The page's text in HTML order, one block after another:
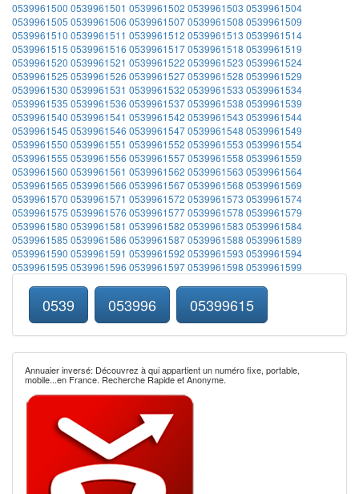
0539961500 0539961501 0539961502 0539961503 0539961504
0539961505 0539961506 05399615070539961508 0539961509
0539961510 0539961511 0539961512 0539961513 0539961514
0539961515 0539961516 05399615170539961518 0539961519
0539961520 0539961521 0539961522 0539961523 0539961524
0539961525 0539961526 05399615270539961528 0539961529
0539961530 0539961531 0539961532 0539961533 0539961534
0539961535 0539961536 05399615370539961538 0539961539
0539961540 0539961541 0539961542 0539961543 0539961544
0539961545 0539961546 05399615470539961548 0539961549
0539961550 0539961551 0539961552 0539961553 0539961554
0539961555 0539961556 05399615570539961558 0539961559
0539961560 0539961561 0539961562 0539961563 0539961564
0539961565 0539961566 05399615670539961568 0539961569
0539961570 0539961571 0539961572 0539961573 0539961574
0539961575 0539961576 05399615770539961578 0539961579
0539961580 0539961581 0539961582 0539961583 0539961584
0539961585 0539961586 05399615870539961588 0539961589
0539961590 0539961591 0539961592 0539961593 0539961594
0539961595 0539961596 05399615970539961598 0539961599
0539 053996 05399615
Annuaier inversé: Découvrez à qui appartient un numéro fixe, portable,
mobile...en France. Recherche Rapide et Anonyme.